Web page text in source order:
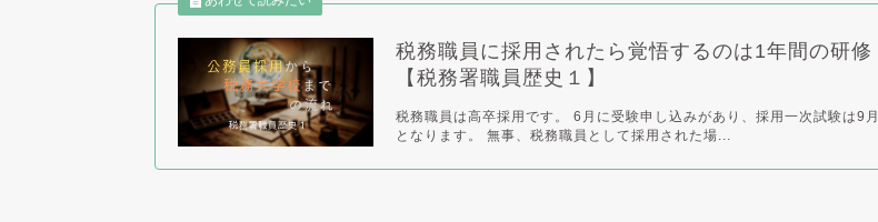
税務職員に採用されたら覚悟するのは1年間の研修
【税務署職員歴史１】
税務職員は高卒採用です。 6月に受験申し込みがあり、採用一次試験は9月
となります。 無事、税務職員として採用された場...